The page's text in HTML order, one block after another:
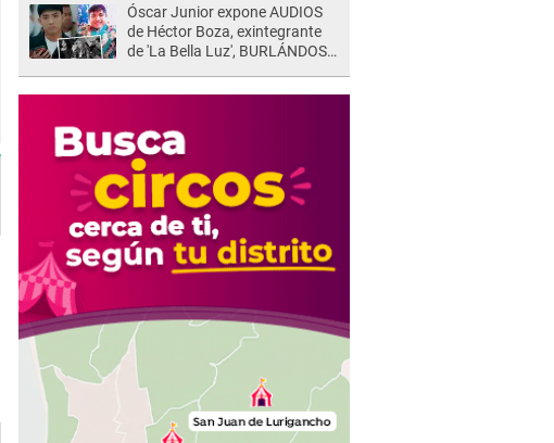
Óscar Junior expone AUDIOS
de Héctor Boza, exintegrante
de 'La Bella Luz', BURLÁNDOSE